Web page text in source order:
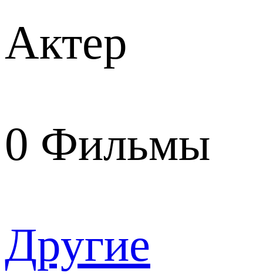
Актер
0 Фильмы
Другие